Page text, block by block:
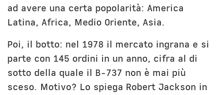
ad avere una certa popolarità: America
Latina, Africa, Medio Oriente, Asia.
Poi, il botto: nel 1978 il mercato ingrana e si
parte con 145 ordini in un anno, cifra al di
sotto della quale il B-737 non è mai più
sceso. Motivo? Lo spiega Robert Jackson in